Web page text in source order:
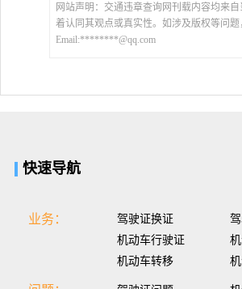
网站声明：交通违章查询网刊载内容均来
着认同其观点或真实性。如涉及版权等问
Email:********@qq.com
快速导航
业务： 驾驶证换证
机动车行驶证
机动车转移